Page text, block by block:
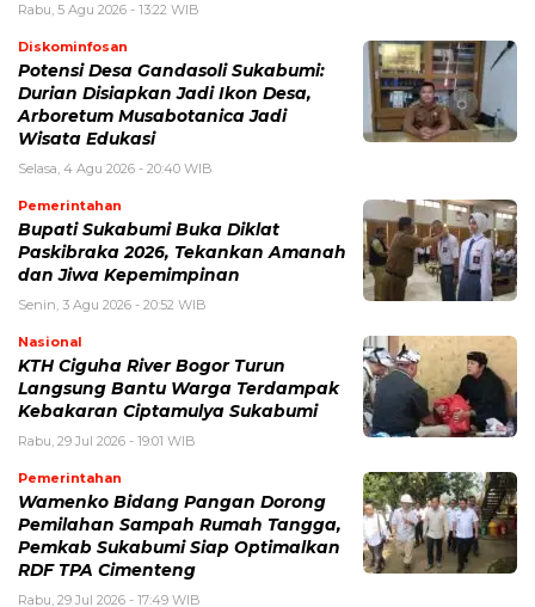
Rabu, 5 Agu 2026 - 13:22 WIB
Diskominfosan
Potensi Desa Gandasoli Sukabumi:
Durian Disiapkan Jadi Ikon Desa,
Arboretum Musabotanica Jadi
Wisata Edukasi
Selasa, 4 Agu 2026 - 20:40 WIB
Pemerintahan
Bupati Sukabumi Buka Diklat
Paskibraka 2026, Tekankan Amanah
dan Jiwa Kepemimpinan
Senin, 3 Agu 2026 - 20:52 WIB
Nasional
KTH Ciguha River Bogor Turun
Langsung Bantu Warga Terdampak
Kebakaran Ciptamulya Sukabumi
Rabu, 29 Jul 2026 - 19:01 WIB
Pemerintahan
Wamenko Bidang Pangan Dorong
Pemilahan Sampah Rumah Tangga,
Pemkab Sukabumi Siap Optimalkan
RDF TPA Cimenteng
Rabu, 29 Jul 2026 - 17:49 WIB